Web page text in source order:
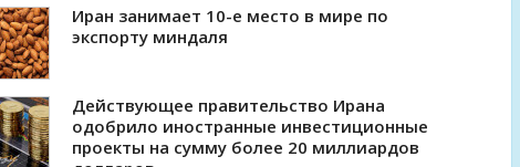
Иран занимает 10-е место в мире по
экспорту миндаля
Действующее правительство Ирана
одобрило иностранные инвестиционные
проекты на сумму более 20 миллиардов